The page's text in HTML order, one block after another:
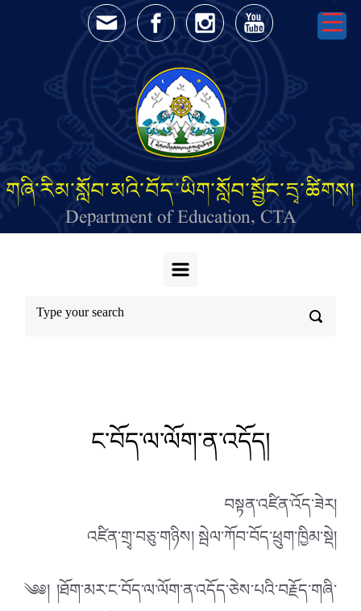
Skip to main content
གཞི་རིམ་སློབ་མའི་བོད་ཡིག་སློབ་སྦྱོང་དྲྭ་ཚིགས།
Department of Education, CTA
ང་བོད་ལ་ལོག་ན་འདོད།
བསྟན་འཛིན་འོད་ཟེར།
འཛིན་གྲྭ་བཅུ་གཉིས། སྦེལ་ཀོབ་བོད་ཕྲུག་ཁྱིམ་སྡེ།
༄༅། །ཐོག་མར་ང་བོད་ལ་ལོག་ན་འདོད་ཅེས་པའི་བརྗོད་གཞི་